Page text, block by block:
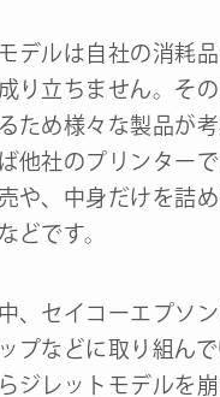
デルは自社の消耗
り立ちません。そ
ため様々な製品が
他社のプリンター
や、中身だけを詰
どです。
、セイコーエプソ
プなどに取り組んで
ジレットモデルを